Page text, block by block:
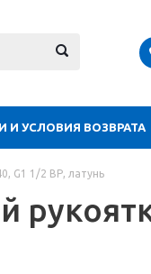
И УСЛОВИЯ ВОЗВРАТА
G1 1/2 ВР, латунь